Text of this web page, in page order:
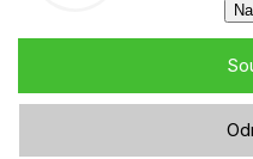
Copyright 2026